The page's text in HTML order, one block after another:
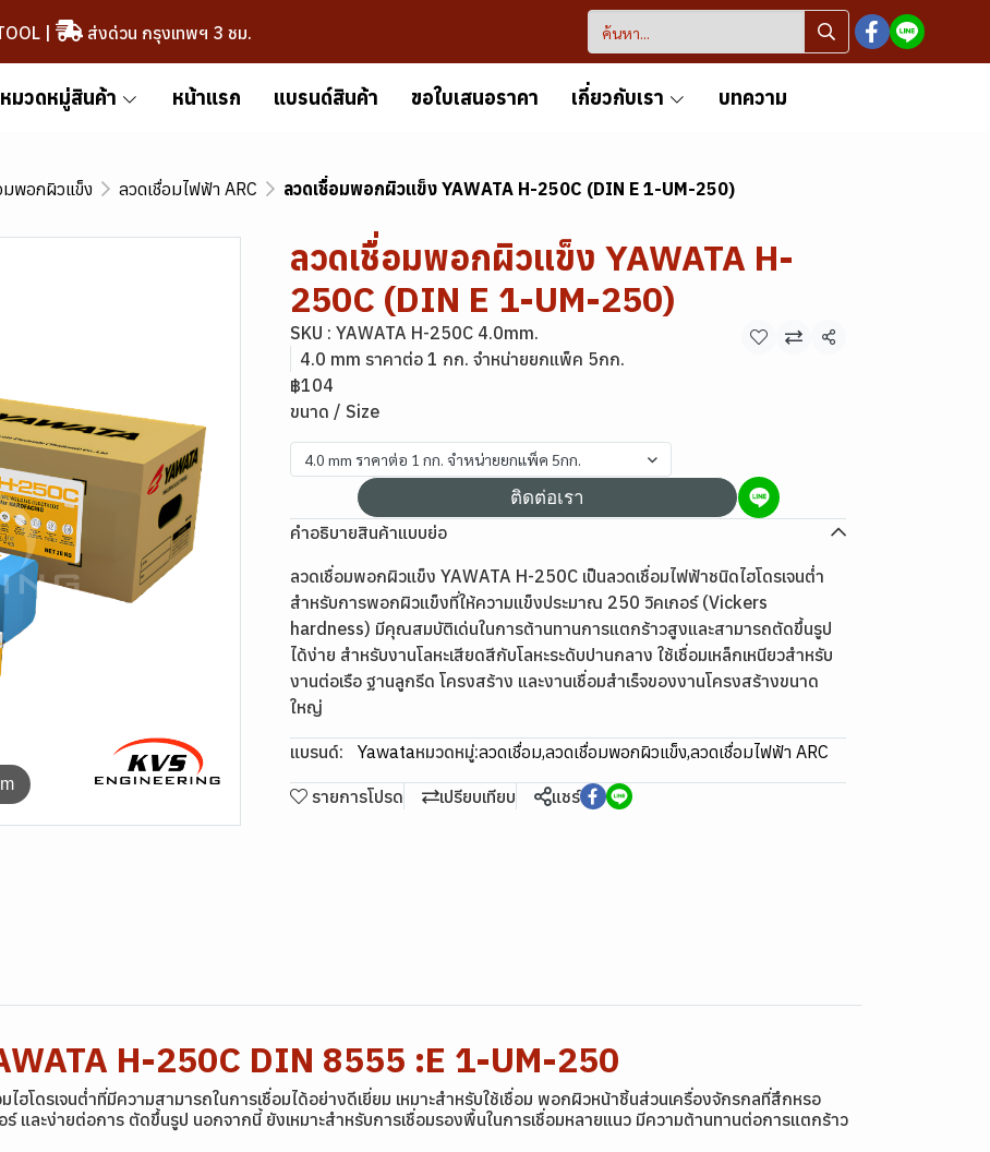
| ส่งด่วน กรุงเทพฯ 3 ชม.
หมวดหมู่สินค้า หน้าแรก แบรนด์สินค้า ขอใบเสนอราคา เกี่ยวกับเรา บทความ
มพอกผิวแข็ง ลวดเชื่อมไฟฟ้า ARC ลวดเชื่อมพอกผิวแข็ง YAWATA H-250C (DIN E 1-UM-250)
ลวดเชื่อมพอกผิวแข็ง YAWATA H-
250C (DIN E 1-UM-250)
SKU : YAWATA H-250C 4.0mm.
4.0 mm ราคาต่อ 1 กก. จำหน่ายยกแพ็ค 5กก.
แชร์
฿104
ขนาด / Size
4.0 mm ราคาต่อ 1 กก. จำหน่ายยกแพ็ค 5กก.
ติดต่อเรา
คำอธิบายสินค้าแบบย่อ
ลวดเชื่อมพอกผิวแข็ง YAWATA H-250C เป็นลวดเชื่อมไฟฟ้าชนิดไฮโดรเจนต่ำ
สำหรับการพอกผิวแข็งที่ให้ความแข็งประมาณ 250 วิคเกอร์ (Vickers
hardness) มีคุณสมบัติเด่นในการต้านทานการแตกร้าวสูงและสามารถตัดขึ้นรูป
ได้ง่าย สำหรับงานโลหะเสียดสีกับโลหะระดับปานกลาง ใช้เชื่อมเหล็กเหนียวสำหรับ
งานต่อเรือ ฐานลูกรีด โครงสร้าง และงานเชื่อมสำเร็จของงานโครงสร้างขนาด
ใหญ่
แบรนด์: Yawataหมวดหมู่:ลวดเชื่อม,ลวดเชื่อมพอกผิวแข็ง,ลวดเชื่อมไฟฟ้า ARC
รายการโปรด เปรียบเทียบ แชร์
H-250C DIN 8555 :E 1-UM-250
ฮโดรเจนต่ำที่มีความสามารถในการเชื่อมได้อย่างดีเยี่ยม เหมาะสำหรับใช้เชื่อม พอกผิวหน้าชิ้นส่วนเครื่องจักรกลที่สึกหรอ
ร์ และง่ายต่อการ ตัดขึ้นรูป นอกจากนี้ ยังเหมาะสำหรับการเชื่อมรองพื้นในการเชื่อมหลายแนว มีความต้านทานต่อการแตกร้าว